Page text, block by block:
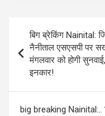
Post
navigation
बिग ब्रेकिंग Nainital:
नैनीताल एसएसपी पर
मंगलवार को होगी
इनकार!
big breaking Nainital:..